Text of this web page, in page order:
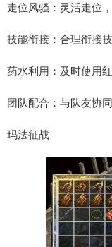
走位风骚：灵活走位
技能衔接：合理衔接
药水利用：及时使用
团队配合：与队友协
玛法征战